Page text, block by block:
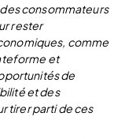
consommateurs
rester
comme
et
de
et des
tirer parti de ces